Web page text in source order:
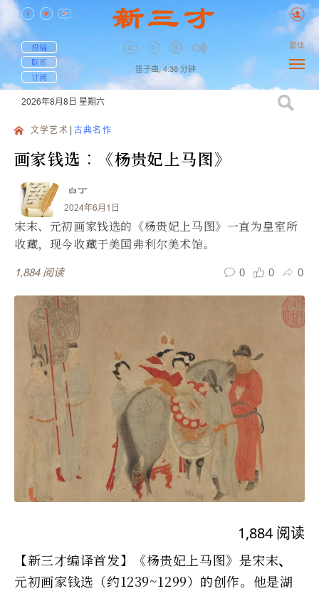
投稿
联系
订阅
笛子曲, 4:38 分钟
繁体
2026年8月8日 星期六
文学艺术 古典名作
画家钱选︰《杨贵妃上马图》
白丁
2024年6月1日
宋末、元初画家钱选的《杨贵妃上马图》一直为皇室所
收藏，现今收藏于美国弗利尔美术馆。
1,884 阅读 0 0 0
1,884 阅读
【新三才编译首发】《杨贵妃上马图》是宋末、
元初画家钱选（约1239~1299）的创作。他是湖